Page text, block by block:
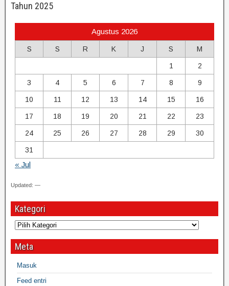
Tahun 2025
Agustus 2026
S S R K J S M
1 2
3 4 5 6 7 8 9
10 11 12 13 14 15 16
17 18 19 20 21 22 23
24 25 26 27 28 29 30
31
« Jul
Updated: —
Kategori
Meta
Masuk
Feed entri